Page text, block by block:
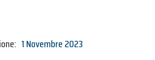
1 Novembre 2023